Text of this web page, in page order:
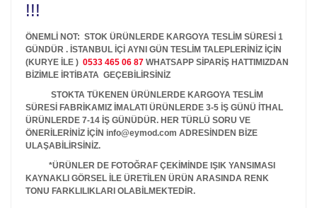
!!!
ÖNEMLİ NOT: STOK ÜRÜNLERDE KARGOYA TESLİM SÜRESİ 1
GÜNDÜR . İSTANBUL İÇİ AYNI GÜN TESLİM TALEPLERİNİZ İÇİN
(KURYE İLE ) 0533 465 06 87 WHATSAPP SİPARİŞ HATTIMIZDAN
BİZİMLE İRTİBATA GEÇEBİLİRSİNİZ
STOKTA TÜKENEN ÜRÜNLERDE KARGOYA TESLİM
SÜRESİ FABRİKAMIZ İMALATI ÜRÜNLERDE 3-5 İŞ GÜNÜ İTHAL
ÜRÜNLERDE 7-14 İŞ GÜNÜDÜR. HER TÜRLÜ SORU VE
ÖNERİLERİNİZ İÇİN info@eymod.com ADRESİNDEN BİZE
ULAŞABİLİRSİNİZ.
*ÜRÜNLER DE FOTOĞRAF ÇEKİMİNDE IŞIK YANSIMASI
KAYNAKLI GÖRSEL İLE ÜRETİLEN ÜRÜN ARASINDA RENK
TONU FARKLILIKLARI OLABİLMEKTEDİR.